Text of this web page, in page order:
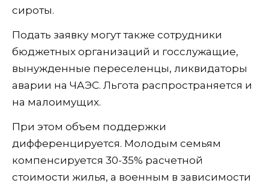
сироты.
Подать заявку могут также сотрудники
бюджетных организаций и госслужащие,
вынужденные переселенцы, ликвидаторы
аварии на ЧАЭС. Льгота распространяется и
на малоимущих.
При этом объем поддержки
дифференцируется. Молодым семьям
компенсируется 30-35% расчетной
стоимости жилья, а военным в зависимости